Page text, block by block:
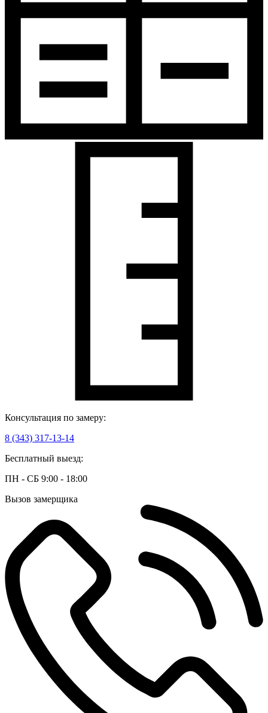
Консультация по замеру:
8 (343) 317-13-14
Бесплатный выезд:
ПН - СБ 9:00 - 18:00
Вызов замерщика